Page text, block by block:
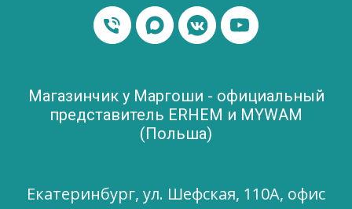
Магазинчик у Маргоши - официальный
представитель ERHEM и MYWAM
(Польша)
Екатеринбург, ул. Шефская, 110А, офис